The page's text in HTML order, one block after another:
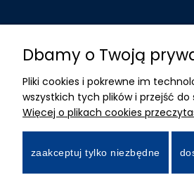
Dbamy o Twoją
Pliki cookies i pokrewne im
wszystkich tych plików i przejść
Więcej o plikach cookies
zaakceptuj tylko niezbędne